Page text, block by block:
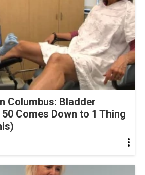
Columbus: Bladder
Comes Down to 1 Thing